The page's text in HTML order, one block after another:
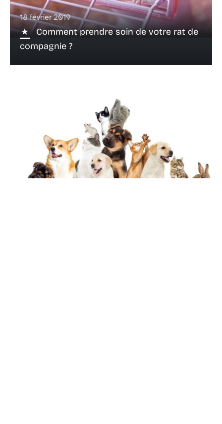
18 février 2019
Comment prendre soin de votre rat de
compagnie ?